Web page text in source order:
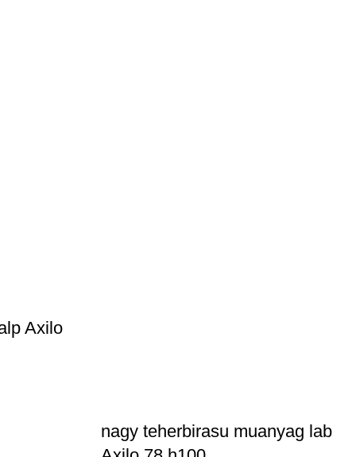
Axilo
nagy teherbirasu muanyag lab